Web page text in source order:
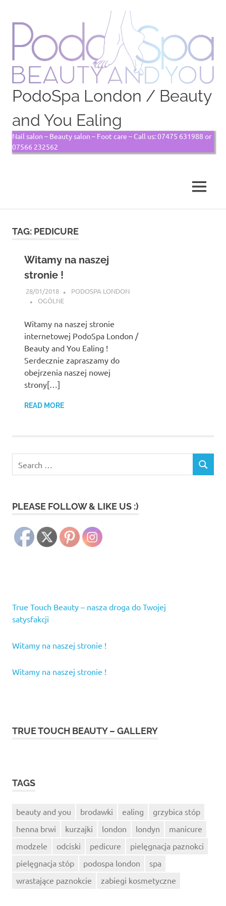
PodoSpa London / Beauty
and You Ealing
Nail salon – Beauty salon – Foot care – Call us: 07475 631988 or
07566 232562
MENU
TAG: PEDICURE
Witamy na naszej
stronie !
28/01/2018
PODOSPA LONDON
OGÓLNE
Witamy na naszej stronie
internetowej PodoSpa London /
Beauty and You Ealing !
Serdecznie zapraszamy do
obejrzenia naszej nowej
strony[…]
READ MORE
for:
SEARCH
PLEASE FOLLOW & LIKE US :)
True Touch Beauty – nasza droga do Twojej
satysfakcji
Witamy na naszej stronie !
Witamy na naszej stronie !
TRUE TOUCH BEAUTY – GALLERY
TAGS
beauty and you brodawki ealing
grzybica stóp
henna brwi
kurzajki london londyn
manicure
modzele
odciski pedicure
pielęgnacja paznokci
pielęgnacja stóp
podospa london
spa
wrastające paznokcie
zabiegi kosmetyczne